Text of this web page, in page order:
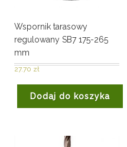
Wspornik tarasowy
regulowany SB7 175-265
mm
27.70 zł
Dodaj do koszyka